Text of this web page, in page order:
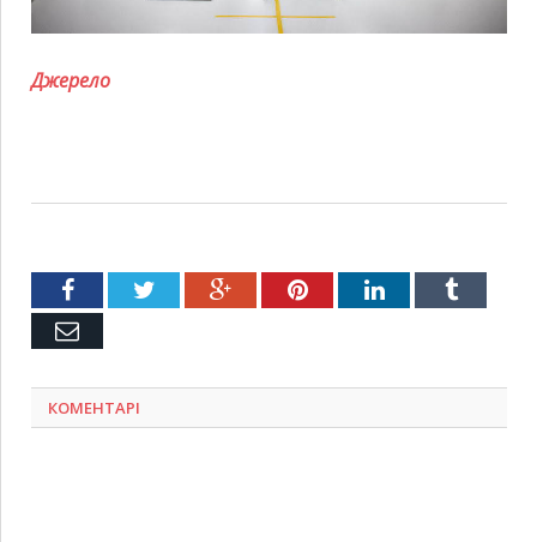
Джерело
FacebookTwitter Google+PinterestLinkedInTumblr
Емейл
КОМЕНТАРІ